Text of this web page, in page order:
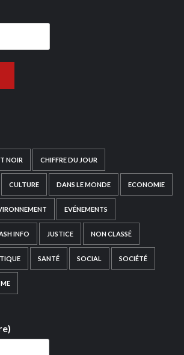
NOIR CHIFFRE DU JOUR
CULTURE DANS LE MONDE ECONOMIE
EVÉNEMENTS
INFO JUSTICE NON CLASSÉ
SANTÉ SOCIAL SOCIÉTÉ